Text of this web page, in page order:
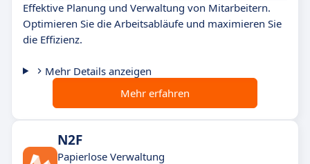
Effektive Planung und Verwaltung von Mitarbeitern.
Optimieren Sie die Arbeitsabläufe und maximieren Sie
die Effizienz.
Mehr Details anzeigen
Mehr erfahren
N2F
Papierlose Verwaltung